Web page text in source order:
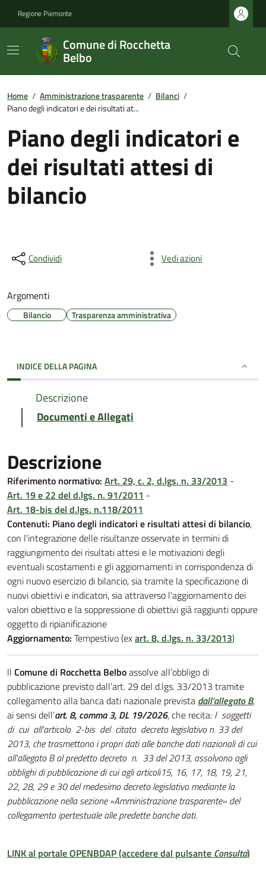
Regione Piemonte
Comune di Rocchetta
Belbo
Home / Amministrazione trasparente / Bilanci /
Piano degli indicatori e dei risultati at...
Piano degli indicatori e
dei risultati attesi di
bilancio
Condividi Vedi azioni
Argomenti
Bilancio Trasparenza amministrativa
INDICE DELLA PAGINA
Descrizione
Documenti e Allegati
Descrizione
Riferimento normativo: Art. 29, c. 2, d.lgs. n. 33/2013 -
Art. 19 e 22 del d.lgs. n. 91/2011 -
Art. 18-bis del d.lgs. n.118/2011
Contenuti: Piano degli indicatori e risultati attesi di bilancio,
con l'integrazione delle risultanze osservate in termini di
raggiungimento dei risultati attesi e le motivazioni degli
eventuali scostamenti e gli aggiornamenti in corrispondenza di
ogni nuovo esercizio di bilancio, sia tramite la specificazione di
nuovi obiettivi e indicatori, sia attraverso l'aggiornamento dei
valori obiettivo e la soppressione di obiettivi già raggiunti oppure
oggetto di ripianificazione
Aggiornamento: Tempestivo (exart. 8, d.lgs. n. 33/2013)
ll Comune di Rocchetta Belboassolve all’obbligo di
pubblicazione previsto dall’art. 29 del d.lgs. 33/2013 tramite
collegamento alla banca dati nazionale prevista dall’allegato B,
ai sensi dell’art. 8, comma 3, DL 19/2026, che recita: I soggetti
di cui all'articolo 2-bis del citato decreto legislativo n. 33 del
2013, che trasmettono i propri dati alle banche dati nazionali di cui
all'allegato B al predetto decreto n. 33 del 2013, assolvono agli
obblighi di pubblicazione di cui agli articoli15, 16, 17, 18, 19, 21,
22, 28, 29 e 30 del medesimo decreto legislativo mediante la
pubblicazione nella sezione «Amministrazione trasparente» del
collegamento ipertestuale alle predette banche dati.
LINK al portale OPENBDAP (accedere dal pulsante Consulta)